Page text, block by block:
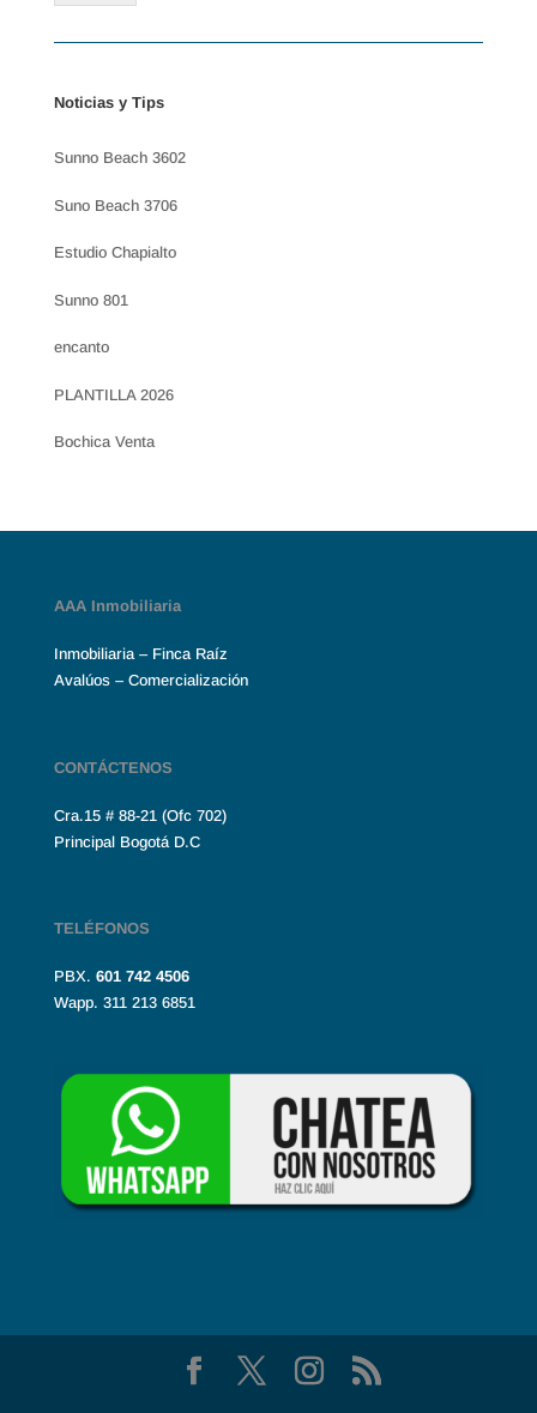
Noticias y Tips
Sunno Beach 3602
Suno Beach 3706
Estudio Chapialto
Sunno 801
encanto
PLANTILLA 2026
Bochica Venta
AAA Inmobiliaria
Inmobiliaria – Finca Raíz
Avalúos – Comercialización
CONTÁCTENOS
Cra.15 # 88-21 (Ofc 702)
Principal Bogotá D.C
TELÉFONOS
PBX. 601 742 4506
Wapp. 311 213 6851